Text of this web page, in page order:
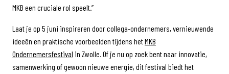
MKB een cruciale rol speelt.”
Laat je op 5 juni inspireren door collega-ondernemers, vernieuwende
ideeën en praktische voorbeelden tijdens hetMKB
Ondernemersfestival in Zwolle. Of je nu op zoek bent naar innovatie,
samenwerking of gewoon nieuwe energie, dit festival biedt het